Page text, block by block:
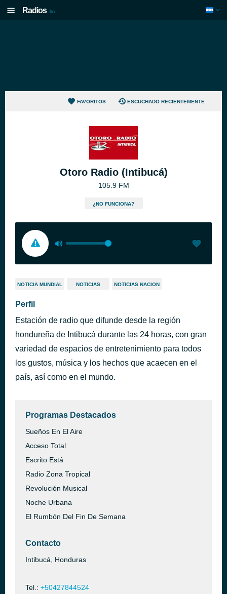
Radios .hn
FAVORITOS ESCUCHADO RECIENTEMENTE
Otoro Radio (Intibucá)
105.9 FM
¿NO FUNCIONA?
NOTICIA MUNDIAL NOTICIAS NOTICIAS NACION
Perfil
Estación de radio que difunde desde la región
hondureña de Intibucá durante las 24 horas, con gran
variedad de espacios de entretenimiento para todos
los gustos, música y los hechos que acaecen en el
país, así como en el mundo.
Programas Destacados
Sueños En El Aire
Acceso Total
Escrito Está
Radio Zona Tropical
Revolución Musical
Noche Urbana
El Rumbón Del Fin De Semana
Contacto
Intibucá, Honduras
Tel.: +50427844524